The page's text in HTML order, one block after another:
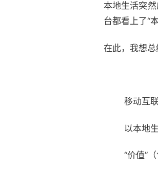
本地生活突
台都看上了“
在此，我想总
移动互
以本地
“价值”